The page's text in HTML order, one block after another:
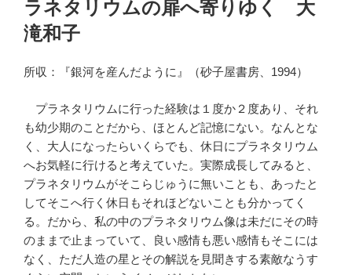
ラネタリウムの扉へ寄りゆく 大
滝和子
所収：『銀河を産んだように』（砂子屋書房、1994）
プラネタリウムに行った経験は１度か２度あり、それ
も幼少期のことだから、ほとんど記憶にない。なんとな
く、大人になったらいくらでも、休日にプラネタリウム
へお気軽に行けると考えていた。実際成長してみると、
プラネタリウムがそこらじゅうに無いことも、あったと
してそこへ行く休日もそれほどないことも分かってく
る。だから、私の中のプラネタリウム像は未だにその時
のままで止まっていて、良い感情も悪い感情もそこには
なく、ただ人造の星とその解説を見聞きする素敵なうす